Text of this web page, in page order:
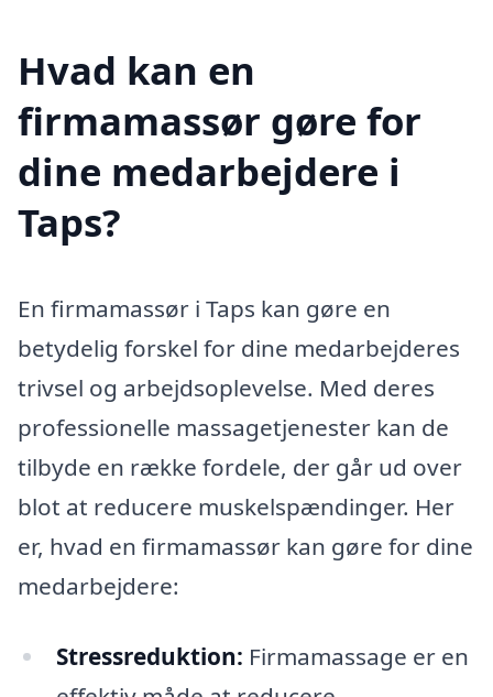
Hvad kan en
firmamassør gøre for
dine medarbejdere i
Taps?
En firmamassør i Taps kan gøre en
betydelig forskel for dine medarbejderes
trivsel og arbejdsoplevelse. Med deres
professionelle massagetjenester kan de
tilbyde en række fordele, der går ud over
blot at reducere muskelspændinger. Her
er, hvad en firmamassør kan gøre for dine
medarbejdere:
Stressreduktion: Firmamassage er en